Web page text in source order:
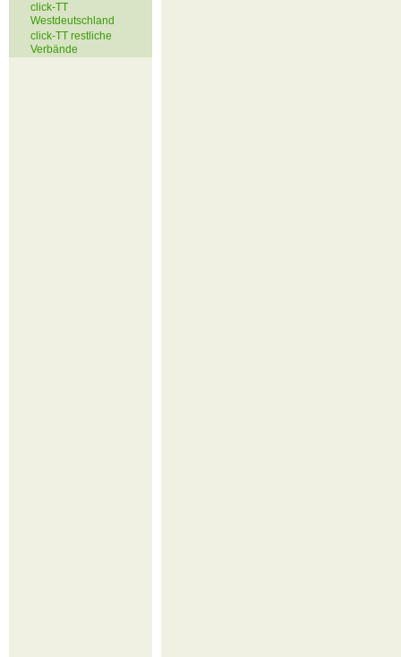
click-TT
Westdeutschland
click-TT restliche
Verbände